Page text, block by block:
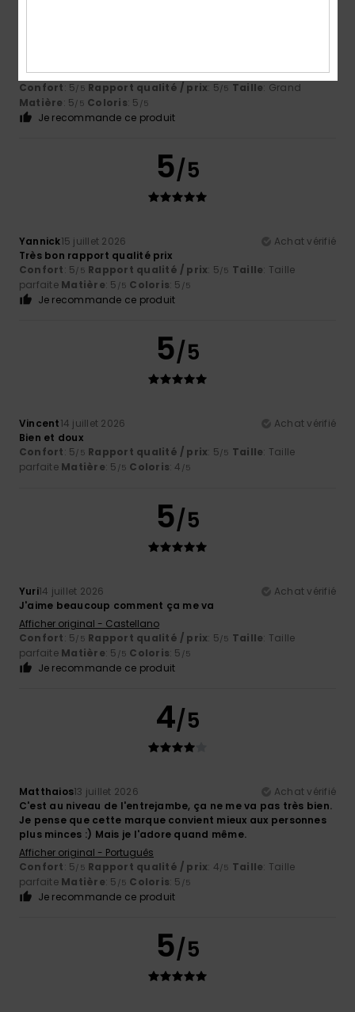
Rapport qualité prix
Confort: 5/5 Rapport qualité / prix: 5/5 Taille: Grand
Matière: 5/5 Coloris: 5 /5
Je recommande ce produit
5/5
Yannick15 juillet 2026
Achat vérifié
Très bon rapport qualité prix
Confort: 5/5 Rapport qualité / prix: 5/5 Taille: Taille
parfaite Matière: 5 /5 Coloris: 5 /5
Je recommande ce produit
5/5
Vincent14 juillet 2026
Achat vérifié
Bien et doux
Confort: 5/5 Rapport qualité / prix: 5/5 Taille: Taille
parfaite Matière: 5 /5 Coloris: 4 /5
5/5
Yuri14 juillet 2026
Achat vérifié
J'aime beaucoup comment ça me va
Afficher original - Castellano
Confort: 5/5 Rapport qualité / prix: 5/5 Taille: Taille
parfaite Matière: 5 /5 Coloris: 5 /5
Je recommande ce produit
4/5
Matthaios13 juillet 2026
Achat vérifié
C'est au niveau de l'entrejambe, ça ne me va pas très bien.
Je pense que cette marque convient mieux aux personnes
plus minces :) Mais je l'adore quand même.
Afficher original - Português
Confort: 5/5 Rapport qualité / prix: 4/5 Taille: Taille
parfaite Matière: 5 /5 Coloris: 5 /5
Je recommande ce produit
5/5